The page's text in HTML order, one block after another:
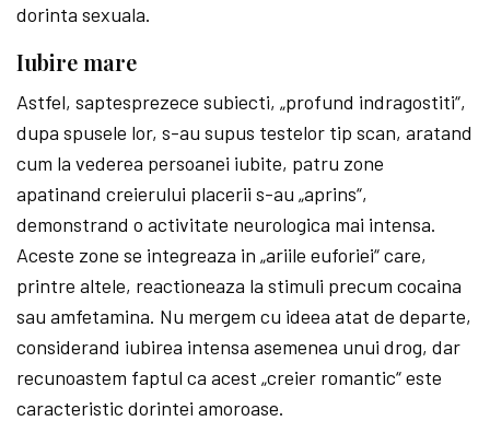
dorinta sexuala.
Iubire mare
Astfel, saptesprezece subiecti, „profund indragostiti“,
dupa spusele lor, s-au supus testelor tip scan, aratand
cum la vederea persoanei iubite, patru zone
apatinand creieru­lui placerii s-au „aprins“,
demonstrand o activitate neurologica mai intensa.
Aceste zone se integreaza in „ariile euforiei“ care,
printre altele, reactioneaza la sti­muli precum cocaina
sau amfe­tamina. Nu mergem cu ideea atat de departe,
considerand iubirea intensa asemenea unui drog, dar
recunoastem fap­tul ca acest „creier romantic“ este
caracteristic dorintei amoroase.